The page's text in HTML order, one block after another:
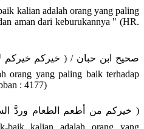
aman dari keburukannya " (HR.
: 4177)